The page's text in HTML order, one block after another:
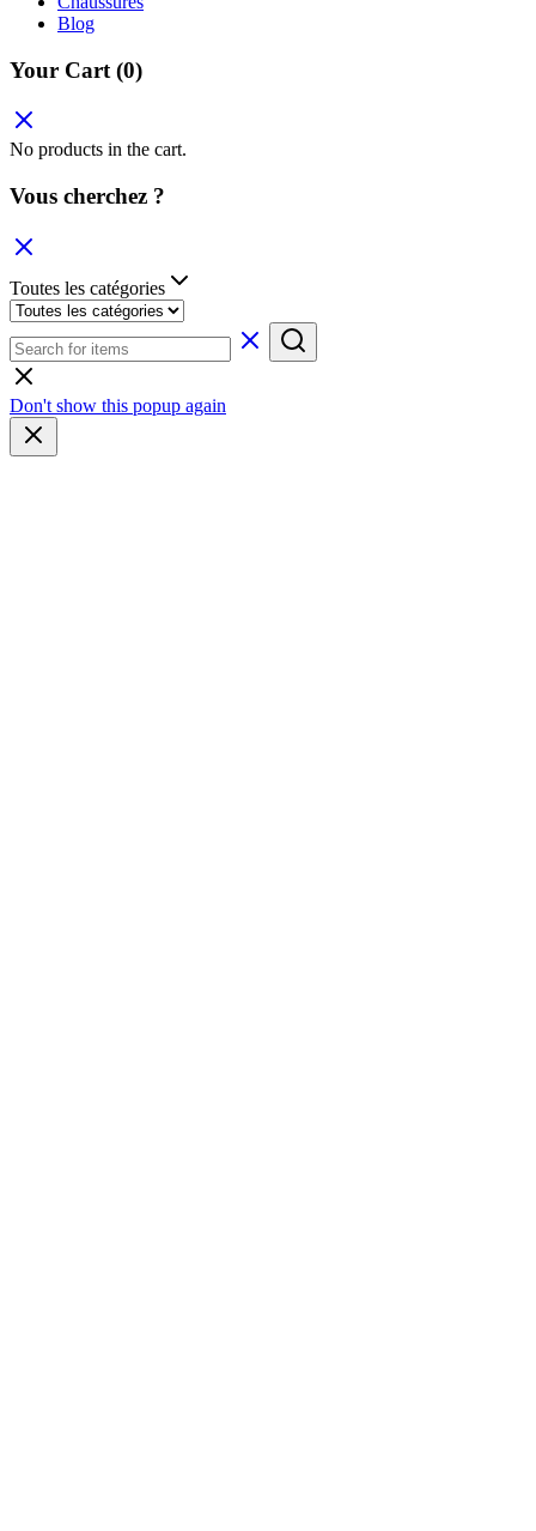
Blog
Your Cart (0)
No products in the cart.
Vous cherchez ?
Toutes les catégories
Don't show this popup again